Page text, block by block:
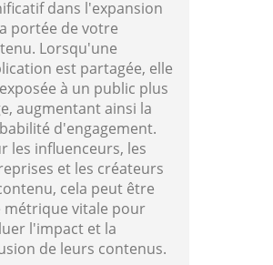
dans l'expansion
portée de votre
Lorsqu'une
est partagée, elle
à un public plus
augmentant ainsi la
d'engagement.
les influenceurs, les
et les créateurs
cela peut être
métrique vitale pour
l'impact et la
de leurs contenus.